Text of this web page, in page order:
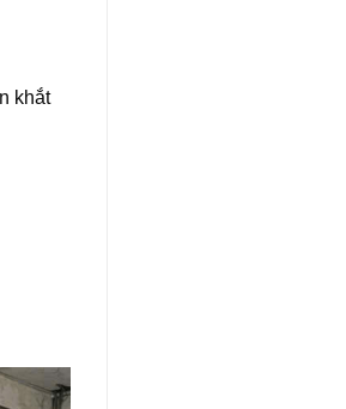
khắt